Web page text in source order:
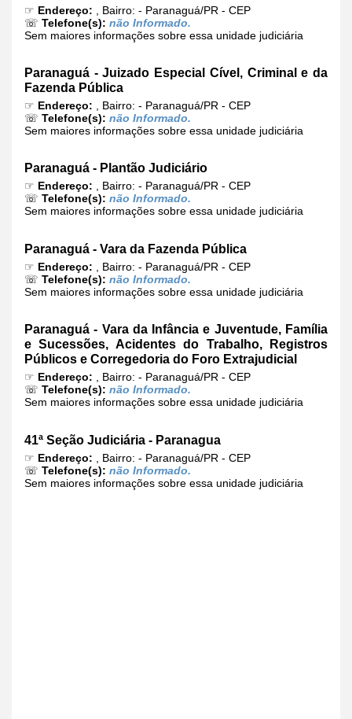
☞ Endereço: , Bairro: - Paranaguá/PR - CEP
☏ Telefone(s): não Informado.
Sem maiores informações sobre essa unidade judiciária
Paranaguá - Juizado Especial Cível, Criminal e da
Fazenda Pública
☞ Endereço: , Bairro: - Paranaguá/PR - CEP
☏ Telefone(s): não Informado.
Sem maiores informações sobre essa unidade judiciária
Paranaguá - Plantão Judiciário
☞ Endereço: , Bairro: - Paranaguá/PR - CEP
☏ Telefone(s): não Informado.
Sem maiores informações sobre essa unidade judiciária
Paranaguá - Vara da Fazenda Pública
☞ Endereço: , Bairro: - Paranaguá/PR - CEP
☏ Telefone(s): não Informado.
Sem maiores informações sobre essa unidade judiciária
Paranaguá - Vara da Infância e Juventude, Família
e Sucessões, Acidentes do Trabalho, Registros
Públicos e Corregedoria do Foro Extrajudicial
☞ Endereço: , Bairro: - Paranaguá/PR - CEP
☏ Telefone(s): não Informado.
Sem maiores informações sobre essa unidade judiciária
41ª Seção Judiciária - Paranagua
☞ Endereço: , Bairro: - Paranaguá/PR - CEP
☏ Telefone(s): não Informado.
Sem maiores informações sobre essa unidade judiciária